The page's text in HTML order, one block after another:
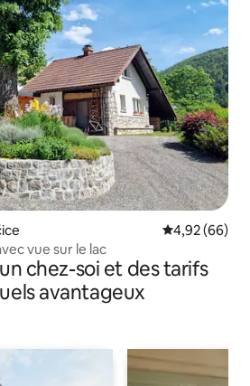
Évaluation
4,92 (66)
vue sur le lac
chez-soi et des tarifs
avantageux